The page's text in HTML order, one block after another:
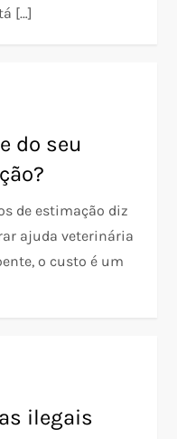
[…]
do seu
de estimação diz
ajuda veterinária
o custo é um
ilegais